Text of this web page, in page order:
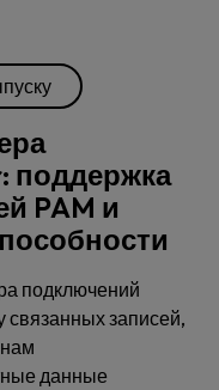
поддержка
PAM и
подключений
связанных записей,
данные